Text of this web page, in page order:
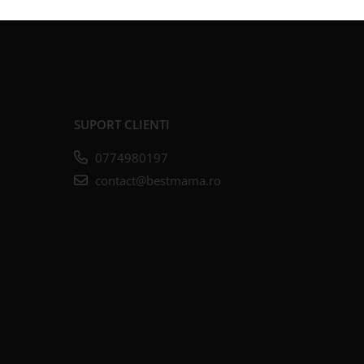
SUPORT CLIENTI
0774980197
contact@bestmama.ro